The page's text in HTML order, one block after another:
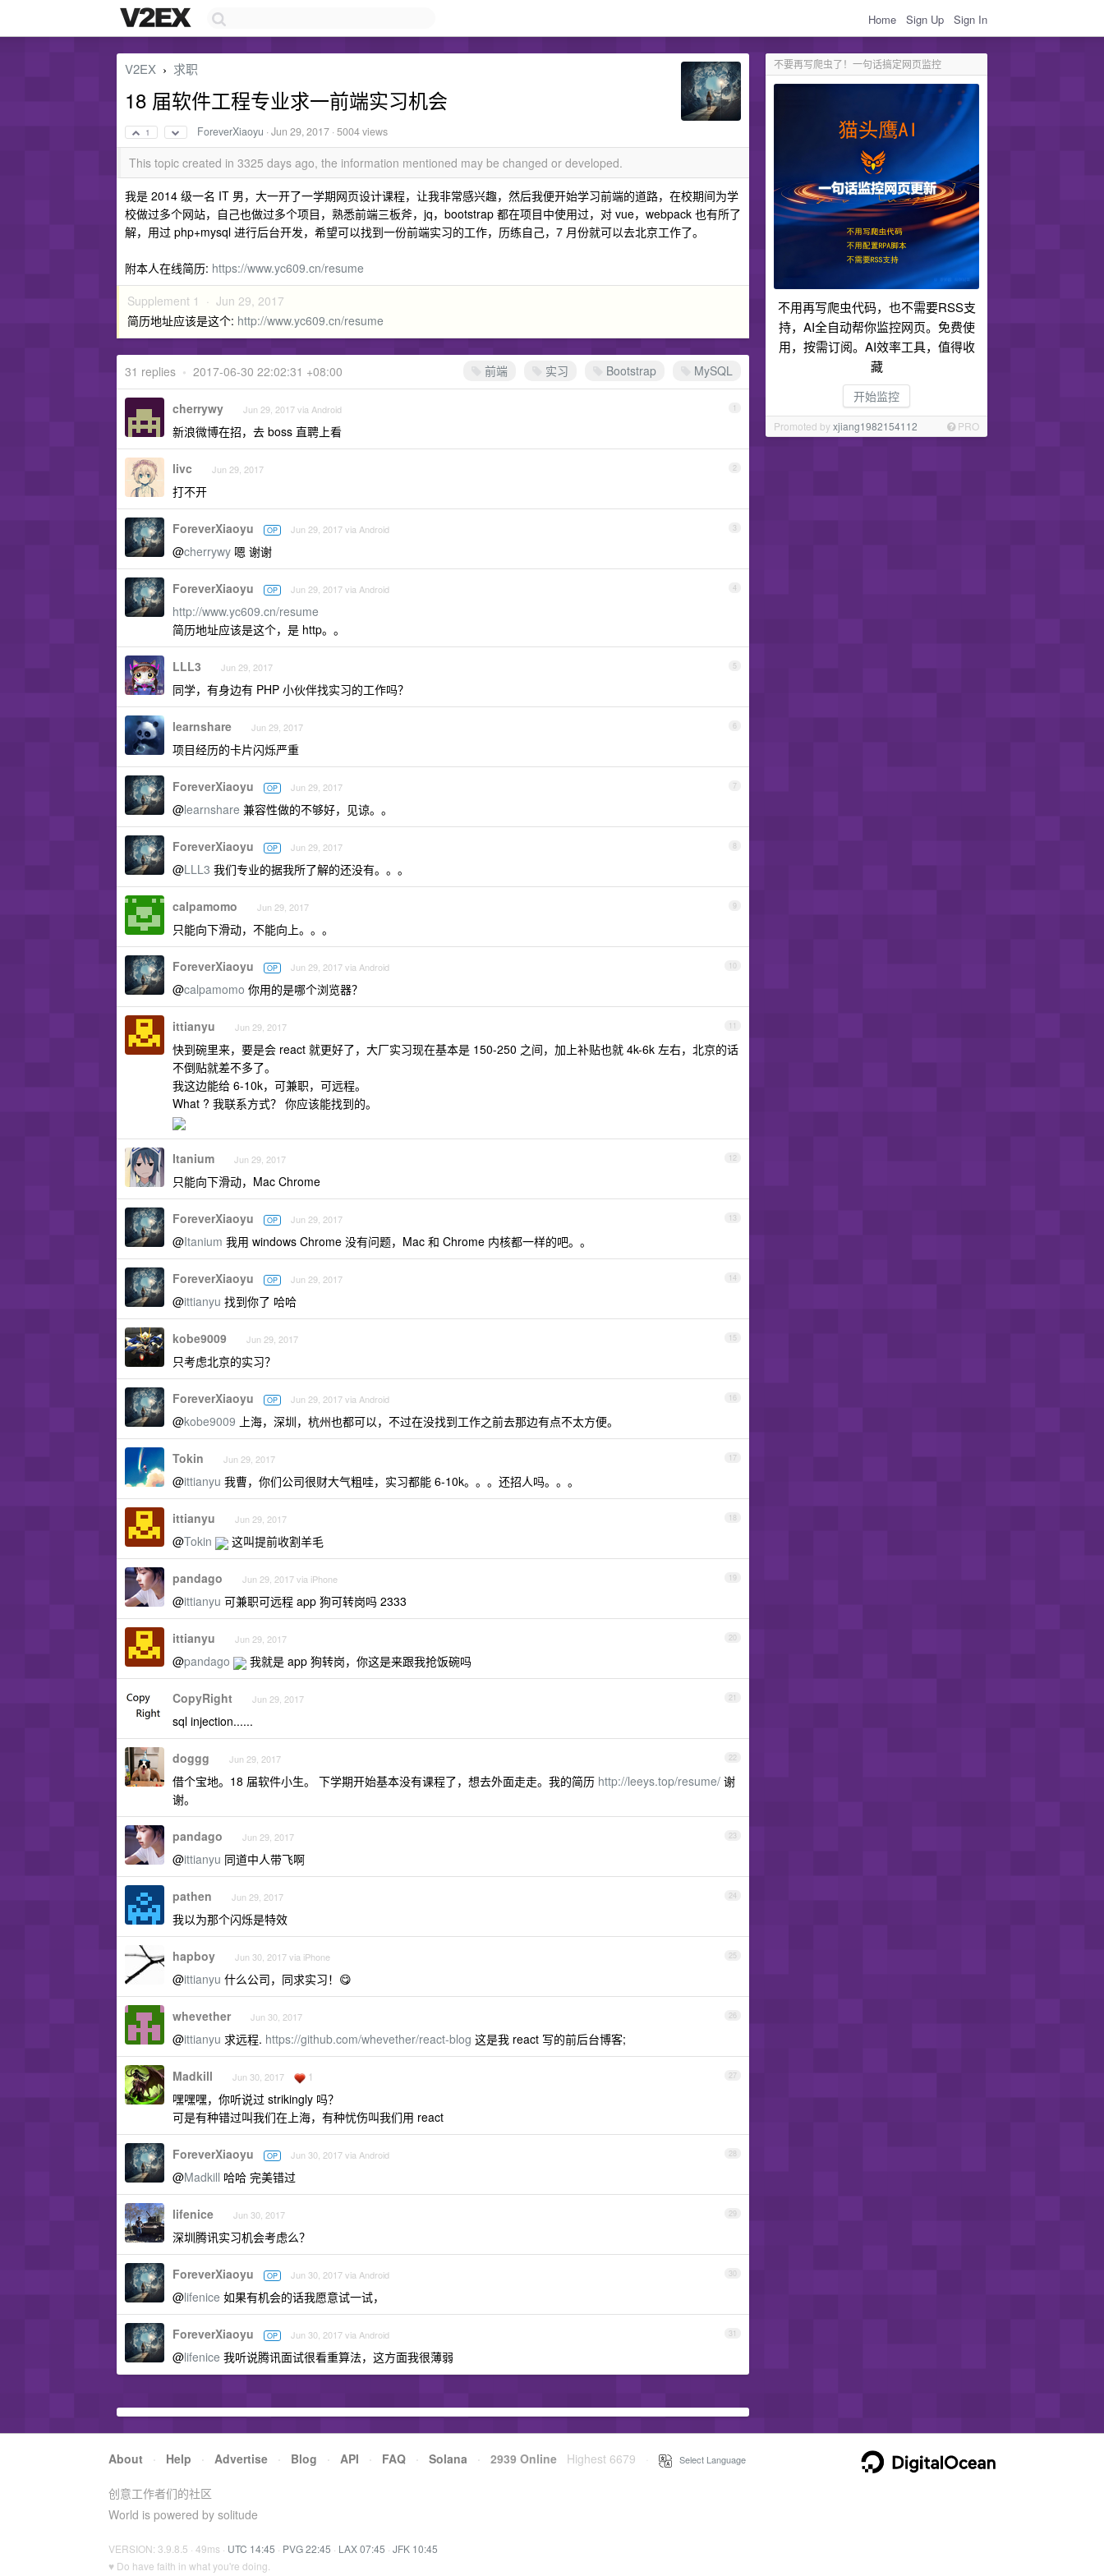
Home Sign Up Sign In
不要再写爬虫了！一句话搞定网页监控
不用再写爬虫代码，也不需要RSS支
持，AI全自动帮你监控网页。免费使
用，按需订阅。AI效率工具，值得收
藏
开始监控
Promoted byxjiang1982154112 PRO
V2EX › 求职
18 届软件工程专业求一前端实习机会
1 ForeverXiaoyu ·Jun 29, 2017 · 5004 views
This topic created in 3325 days ago, the information mentioned may be changed or developed.
我是 2014 级一名 IT 男，大一开了一学期网页设计课程，让我非常感兴趣，然后我便开始学习前端的道路，在校期间为学
校做过多个网站，自己也做过多个项目，熟悉前端三板斧，jq，bootstrap 都在项目中使用过，对 vue，webpack 也有所了
解，用过 php+mysql 进行后台开发，希望可以找到一份前端实习的工作，历练自己，7 月份就可以去北京工作了。
附本人在线简历: https://www.yc609.cn/resume
Supplement 1 · Jun 29, 2017
简历地址应该是这个: http://www.yc609.cn/resume
前端 实习 Bootstrap MySQL
31 replies • 2017-06-30 22:02:31 +08:00
1
cherrywy Jun 29, 2017 via Android
新浪微博在招，去 boss 直聘上看
2
livc Jun 29, 2017
打不开
3
ForeverXiaoyu OP Jun 29, 2017 via Android
@cherrywy 嗯 谢谢
4
ForeverXiaoyu OP Jun 29, 2017 via Android
http://www.yc609.cn/resume
简历地址应该是这个，是 http。。
5
LLL3 Jun 29, 2017
同学，有身边有 PHP 小伙伴找实习的工作吗？
6
learnshare Jun 29, 2017
项目经历的卡片闪烁严重
7
ForeverXiaoyu OP Jun 29, 2017
@learnshare 兼容性做的不够好，见谅。。
8
ForeverXiaoyu OP Jun 29, 2017
@LLL3 我们专业的据我所了解的还没有。。。
9
calpamomo Jun 29, 2017
只能向下滑动，不能向上。。。
10
ForeverXiaoyu OP Jun 29, 2017 via Android
@calpamomo 你用的是哪个浏览器？
11
ittianyu Jun 29, 2017
快到碗里来，要是会 react 就更好了，大厂实习现在基本是 150-250 之间，加上补贴也就 4k-6k 左右，北京的话
不倒贴就差不多了。
我这边能给 6-10k，可兼职，可远程。
What ? 我联系方式？ 你应该能找到的。
12
Itanium Jun 29, 2017
只能向下滑动，Mac Chrome
13
ForeverXiaoyu OP Jun 29, 2017
@Itanium 我用 windows Chrome 没有问题，Mac 和 Chrome 内核都一样的吧。。
14
ForeverXiaoyu OP Jun 29, 2017
@ittianyu 找到你了 哈哈
15
kobe9009 Jun 29, 2017
只考虑北京的实习？
16
ForeverXiaoyu OP Jun 29, 2017 via Android
@kobe9009 上海，深圳，杭州也都可以，不过在没找到工作之前去那边有点不太方便。
17
Tokin Jun 29, 2017
@ittianyu 我曹，你们公司很财大气粗哇，实习都能 6-10k。。。还招人吗。。。
18
ittianyu Jun 29, 2017
@Tokin 这叫提前收割羊毛
19
pandago Jun 29, 2017 via iPhone
@ittianyu 可兼职可远程 app 狗可转岗吗 2333
20
ittianyu Jun 29, 2017
@pandago 我就是 app 狗转岗，你这是来跟我抢饭碗吗
21
CopyRight Jun 29, 2017
sql injection......
22
doggg Jun 29, 2017
借个宝地。18 届软件小生。 下学期开始基本没有课程了，想去外面走走。我的简历 http://leeys.top/resume/ 谢
谢。
23
pandago Jun 29, 2017
@ittianyu 同道中人带飞啊
24
pathen Jun 29, 2017
我以为那个闪烁是特效
25
hapboy Jun 30, 2017 via iPhone
@ittianyu 什么公司，同求实习！😋
26
whevether Jun 30, 2017
@ittianyu 求远程. https://github.com/whevether/react-blog 这是我 react 写的前后台博客;
27
Madkill Jun 30, 2017 1
嘿嘿嘿，你听说过 strikingly 吗？
可是有种错过叫我们在上海，有种忧伤叫我们用 react
28
ForeverXiaoyu OP Jun 30, 2017 via Android
@Madkill 哈哈 完美错过
29
lifenice Jun 30, 2017
深圳腾讯实习机会考虑么？
30
ForeverXiaoyu OP Jun 30, 2017 via Android
@lifenice 如果有机会的话我愿意试一试，
31
ForeverXiaoyu OP Jun 30, 2017 via Android
@lifenice 我听说腾讯面试很看重算法，这方面我很薄弱
About · Help · Advertise · Blog · API · FAQ · Solana · 2939 Online Highest 6679 Select Language
创意工作者们的社区
World is powered by solitude
VERSION: 3.9.8.5 · 49ms · UTC 14:45 · PVG 22:45 · LAX 07:45 · JFK 10:45
♥ Do have faith in what you're doing.